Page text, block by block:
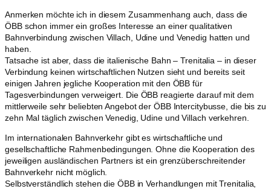
Anmerken möchte ich in diesem Zusammenhang auch, dass die
ÖBB schon immer ein großes Interesse an einer qualitativen
Bahnverbindung zwischen Villach, Udine und Venedig hatten und
haben.
Tatsache ist aber, dass die italienische Bahn – Trenitalia – in dieser
Verbindung keinen wirtschaftlichen Nutzen sieht und bereits seit
einigen Jahren jegliche Kooperation mit den ÖBB für
Tagesverbindungen verweigert. Die ÖBB reagierte darauf mit dem
mittlerweile sehr beliebten Angebot der ÖBB Intercitybusse, die bis zu
zehn Mal täglich zwischen Venedig, Udine und Villach verkehren.
Im internationalen Bahnverkehr gibt es wirtschaftliche und
gesellschaftliche Rahmenbedingungen. Ohne die Kooperation des
jeweiligen ausländischen Partners ist ein grenzüberschreitender
Bahnverkehr nicht möglich.
Selbstverständlich stehen die ÖBB in Verhandlungen mit Trenitalia,